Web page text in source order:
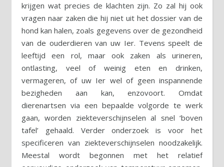
krijgen wat precies de klachten zijn. Zo zal hij ook
vragen naar zaken die hij niet uit het dossier van de
hond kan halen, zoals gegevens over de gezondheid
van de ouderdieren van uw Ier. Tevens speelt de
leeftijd een rol, maar ook zaken als urineren,
ontlasting, veel of weinig eten en drinken,
vermageren, of uw Ier wel of geen inspannende
bezigheden aan kan, enzovoort. Omdat
dierenartsen via een bepaalde volgorde te werk
gaan, worden ziekteverschijnselen al snel ‘boven
tafel’ gehaald. Verder onderzoek is voor het
specificeren van ziekteverschijnselen noodzakelijk.
Meestal wordt begonnen met het relatief